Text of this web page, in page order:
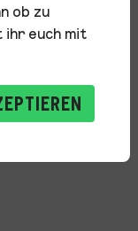
ob zu
ihr euch mit